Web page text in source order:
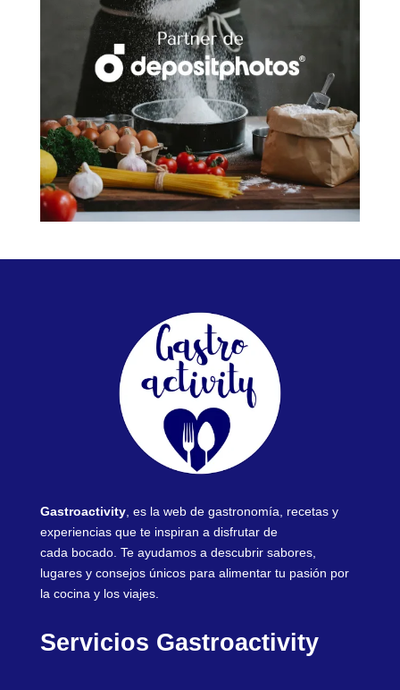
Gastroactivity, es la web de gastronomía, recetas y
experiencias que te inspiran a disfrutar de
cada bocado. Te ayudamos a descubrir sabores,
lugares y consejos únicos para alimentar tu pasión por
la cocina y los viajes.
Servicios Gastroactivity